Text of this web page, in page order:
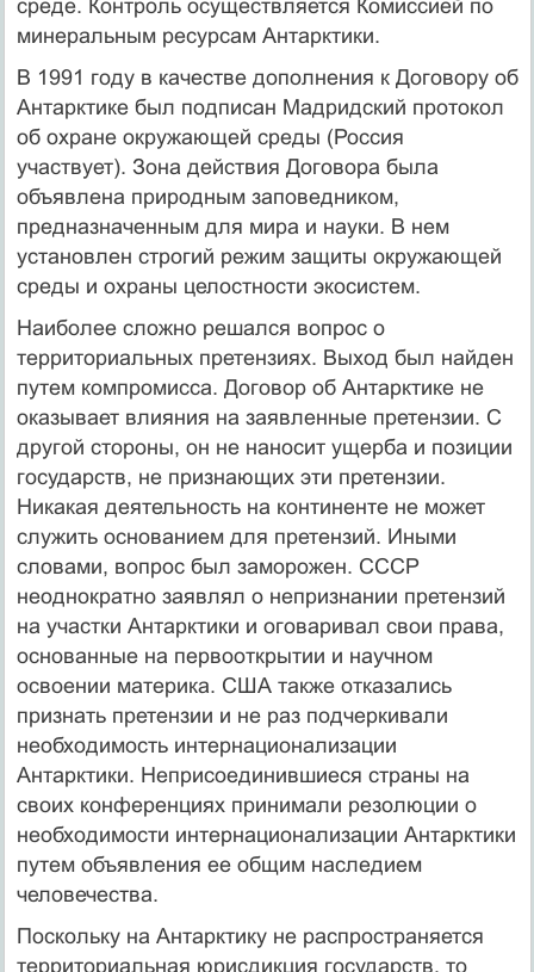
среде. Контроль осуществляется Комиссией по
минеральным ресурсам Антарктики.
В 1991 году в качестве дополнения к Договору об
Антарктике был подписан Мадридский протокол
об охране окружающей среды (Россия
участвует). Зона действия Договора была
объявлена природным заповедником,
предназначенным для мира и науки. В нем
установлен строгий режим защиты окружающей
среды и охраны целостности экосистем.
Наиболее сложно решался вопрос о
территориальных претензиях. Выход был найден
путем компромисса. Договор об Антарктике не
оказывает влияния на заявленные претензии. С
другой стороны, он не наносит ущерба и позиции
государств, не признающих эти претензии.
Никакая деятельность на континенте не может
служить основанием для претензий. Иными
словами, вопрос был заморожен. СССР
неоднократно заявлял о непризнании претензий
на участки Антарктики и оговаривал свои права,
основанные на первооткрытии и научном
освоении материка. США также отказались
признать претензии и не раз подчеркивали
необходимость интернационализации
Антарктики. Неприсоединившиеся страны на
своих конференциях принимали резолюции о
необходимости интернационализации Антарктики
путем объявления ее общим наследием
человечества.
Поскольку на Антарктику не распространяется
территориальная юрисдикция государств, то